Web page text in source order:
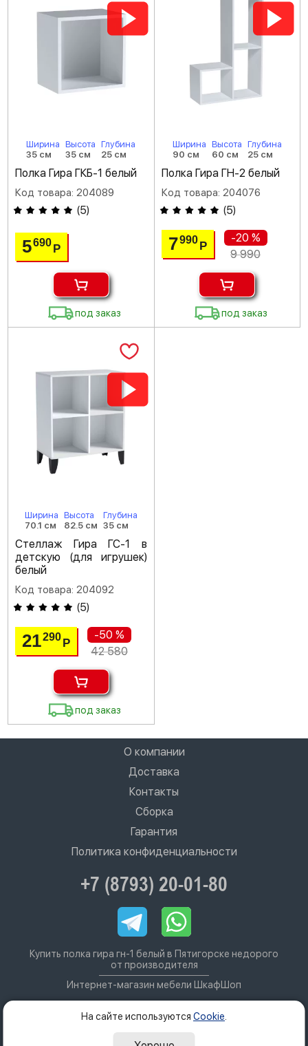
Ширина
35 см
Высота
35 см
Глубина
25 см
Полка Гира ГКБ-1 белый
Код товара: 204089
(5)
5690Р
под заказ
Ширина
90 см
Высота
60 см
Глубина
25 см
Полка Гира ГН-2 белый
Код товара: 204076
(5)
7990 Р
-20 %
9 990
под заказ
Ширина
70.1 см
Высота
82.5 см
Глубина
35 см
Стеллаж Гира ГС-1 в
детскую (для игрушек)
белый
Код товара: 204092
(5)
21290Р
-50 %
42 580
под заказ
О компании
Доставка
Контакты
Сборка
Гарантия
Политика конфиденциальности
+7 (8793) 20-01-80
Купить полка гира гн-1 белый в Пятигорске недорого
от производителя
Интернет-магазин мебели ШкафШоп
На сайте используются Cookie